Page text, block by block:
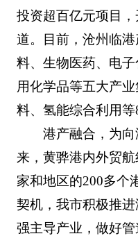
投资超百亿元项目
道。目前，沧州临
料、生物医药、电
用化学品等五大产
料、氢能综合利用等
港产融合，为
来，黄骅港内外贸
家和地区的200多个
契机，我市积极推
强主导产业，做好